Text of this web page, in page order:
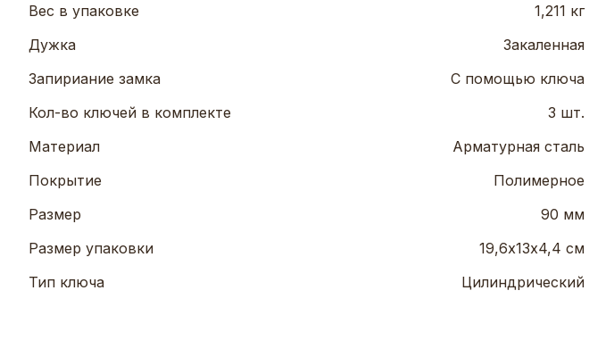
Вес в упаковке
1,211 кг
Дужка
Закаленная
Запириание замка
С помощью ключа
Кол-во ключей в комплекте
3 шт.
Материал
Арматурная сталь
Покрытие
Полимерное
Размер
90 мм
Размер упаковки
19,6х13х4,4 см
Тип ключа
Цилиндрический